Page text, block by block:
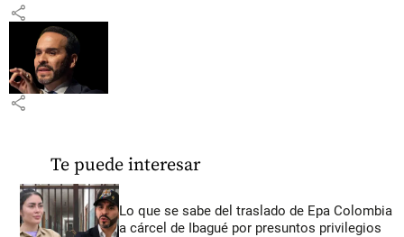
share
share
Te puede interesar
Lo que se sabe del traslado de Epa Colombia
a cárcel de Ibagué por presuntos privilegios